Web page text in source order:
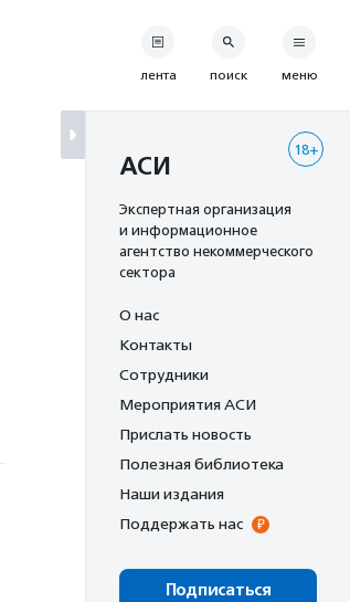
лента поиск меню
18+
АСИ
Экспертная организация
и информационное
агентство некоммерческого
сектора
О нас
Контакты
Сотрудники
Мероприятия АСИ
Прислать новость
Полезная библиотека
Наши издания
Поддержать нас
Подписаться